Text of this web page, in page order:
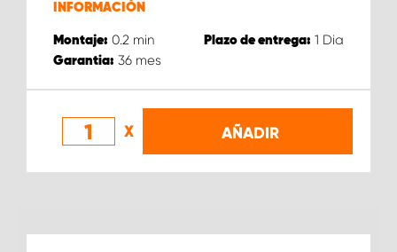
INFORMACIÓN
Montaje: 0.2 min Plazo de entrega: 1 Dia
Garantia: 36 mes
X AÑADIR